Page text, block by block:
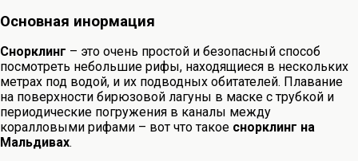
Основная инормация
Снорклинг – это очень простой и безопасный способ
посмотреть небольшие рифы, находящиеся в нескольких
метрах под водой, и их подводных обитателей. Плавание
на поверхности бирюзовой лагуны в маске с трубкой и
периодические погружения в каналы между
коралловыми рифами – вот что такое снорклинг на
Мальдивах.